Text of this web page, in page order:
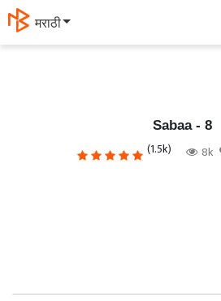
मराठी
Sabaa - 8
(1.5k) 8k